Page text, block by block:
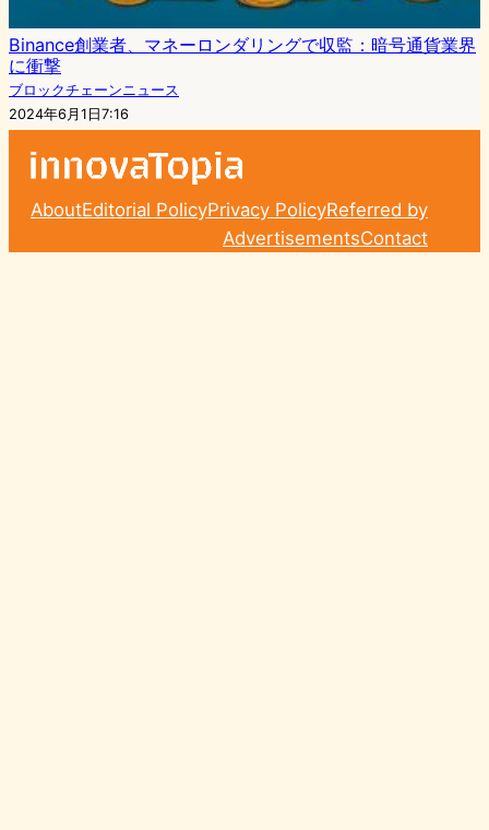
Binance創業者、マネーロンダリングで収監：暗号通貨業界
に衝撃
ブロックチェーンニュース
2024年6月1日7:16
AboutEditorial PolicyPrivacy PolicyReferred by
AdvertisementsContact